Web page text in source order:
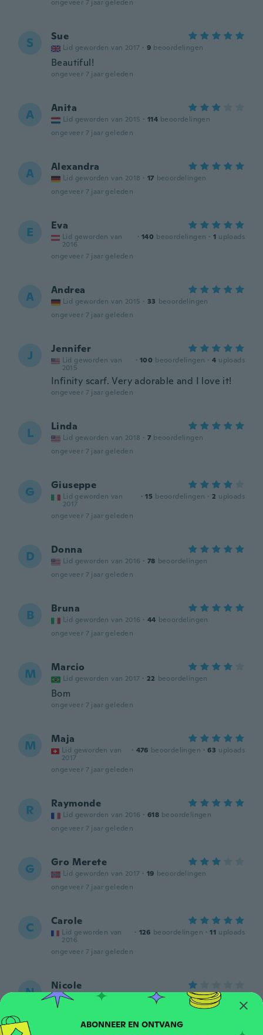
ongeveer 7 jaar geleden
S Sue
Lid geworden van 2017 · 9 beoordelingen
Beautiful!
ongeveer 7 jaar geleden
A Anita
Lid geworden van 2015 · 114 beoordelingen
ongeveer 7 jaar geleden
A Alexandra
Lid geworden van 2018 · 17 beoordelingen
ongeveer 7 jaar geleden
E Eva
Lid geworden van
2016
· 140 beoordelingen · 1 uploads
ongeveer 7 jaar geleden
A Andrea
Lid geworden van 2015 · 33 beoordelingen
ongeveer 7 jaar geleden
J Jennifer
Lid geworden van
2015
· 100 beoordelingen · 4 uploads
Infinity scarf. Very adorable and I love it!
ongeveer 7 jaar geleden
L Linda
Lid geworden van 2018 · 7 beoordelingen
ongeveer 7 jaar geleden
G Giuseppe
Lid geworden van
2017
· 15 beoordelingen · 2 uploads
ongeveer 7 jaar geleden
D Donna
Lid geworden van 2016 · 78 beoordelingen
ongeveer 7 jaar geleden
B Bruna
Lid geworden van 2016 · 44 beoordelingen
ongeveer 7 jaar geleden
M Marcio
Lid geworden van 2017 · 22 beoordelingen
Bom
ongeveer 7 jaar geleden
M Maja
Lid geworden van
2017
· 476 beoordelingen · 63 uploads
ongeveer 7 jaar geleden
R Raymonde
Lid geworden van 2016 · 618 beoordelingen
ongeveer 7 jaar geleden
G Gro Merete
Lid geworden van 2017 · 19 beoordelingen
ongeveer 7 jaar geleden
C Carole
Lid geworden van
2016
· 126 beoordelingen · 11 uploads
ongeveer 7 jaar geleden
N Nicole
Lid geworden van
beoordelingen · 178 uploads
car je l ai reçu en gris au lieu de blanc et à
ABONNEER EN ONTVANG